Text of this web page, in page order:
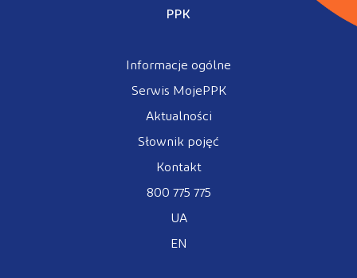
PPK
Informacje ogólne
Serwis MojePPK
Aktualności
Słownik pojęć
Kontakt
800 775 775
UA
EN